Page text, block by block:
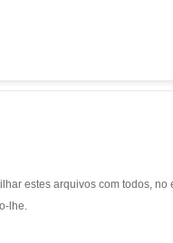
estes arquivos com todos,
lhe.